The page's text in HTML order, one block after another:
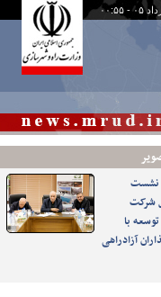
نشست
شرکت
با
آزادراهی